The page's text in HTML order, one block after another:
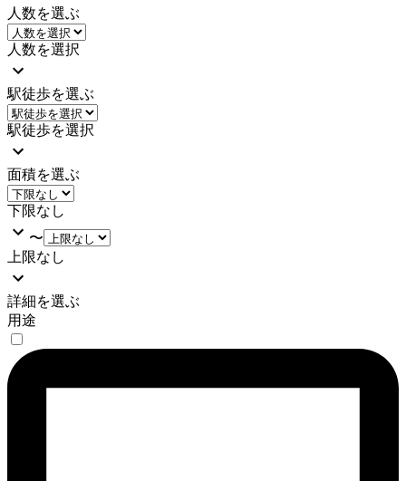
人数を選ぶ
人数を選択
駅徒歩を選ぶ
駅徒歩を選択
面積を選ぶ
下限なし
〜
上限なし
詳細を選ぶ
用途